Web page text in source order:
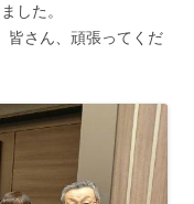
した。
皆さん、頑張ってくだ